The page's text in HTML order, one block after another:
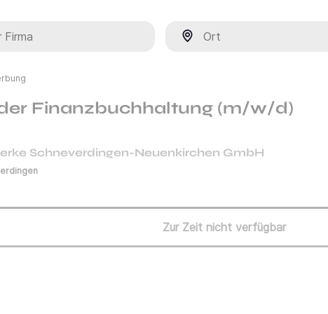
Finanzbuchhaltung (m/w/d)
Schneverdingen-Neuenkirchen GmbH
Zur Zeit nicht verfügbar